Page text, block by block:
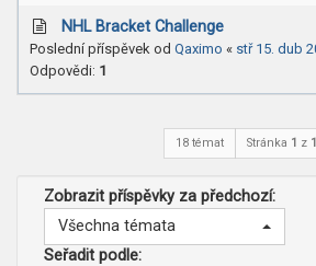
NHL Bracket Challenge
Poslední příspěvek od Qaximo « stř 15. dub
Odpovědi: 1
18 témat Stránka 1 z 1
Zobrazit příspěvky za předchozí:
Všechna témata
Seřadit podle: